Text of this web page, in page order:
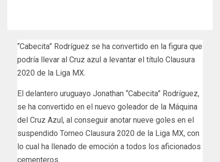
“Cabecita” Rodríguez se ha convertido en la figura que
podría llevar al Cruz azul a levantar el título Clausura
2020 de la Liga MX.
El delantero uruguayo Jonathan “Cabecita” Rodríguez,
se ha convertido en el nuevo goleador de la Máquina
del Cruz Azul, al conseguir anotar nueve goles en el
suspendido Torneo Clausura 2020 de la Liga MX, con
lo cual ha llenado de emoción a todos los aficionados
cementeros.